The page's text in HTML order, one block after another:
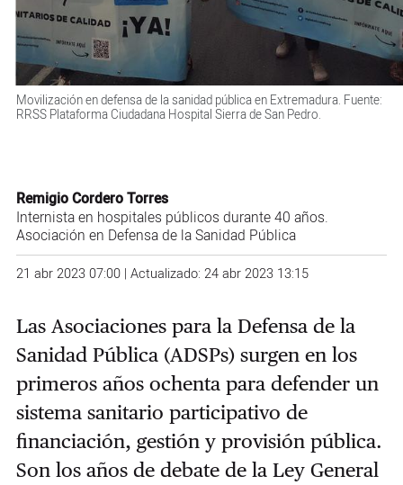
Movilización en defensa de la sanidad pública en Extremadura. Fuente:
RRSS Plataforma Ciudadana Hospital Sierra de San Pedro.
Remigio Cordero Torres
Internista en hospitales públicos durante 40 años.
Asociación en Defensa de la Sanidad Pública
21 abr 2023 07:00 | Actualizado: 24 abr 2023 13:15
Las Asociaciones para la Defensa de la
Sanidad Pública (ADSPs) surgen en los
primeros años ochenta para defender un
sistema sanitario participativo de
financiación, gestión y provisión pública.
Son los años de debate de la Ley General